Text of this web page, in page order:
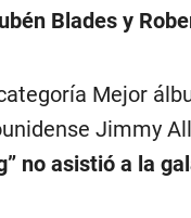
Blades y
Mejor
Jimmy
no asistió a la